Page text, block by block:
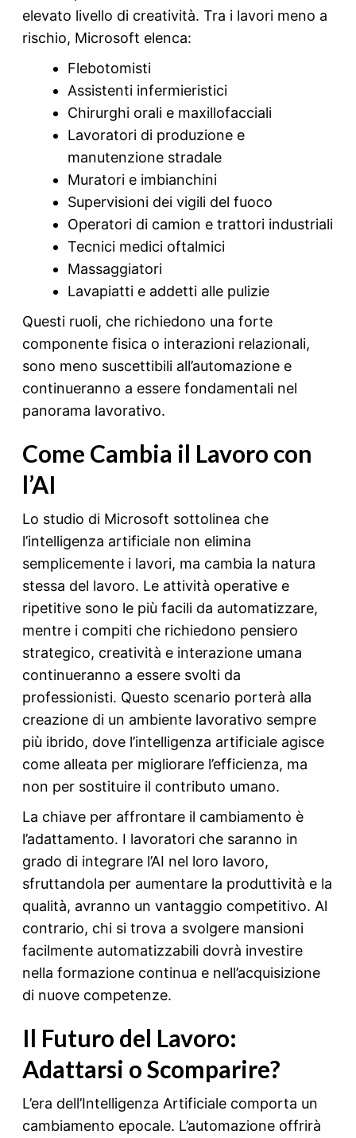
elevato livello di creatività. Tra i lavori meno a
rischio, Microsoft elenca:
Flebotomisti
Assistenti infermieristici
Chirurghi orali e maxillofacciali
Lavoratori di produzione e
manutenzione stradale
Muratori e imbianchini
Supervisioni dei vigili del fuoco
Operatori di camion e trattori industriali
Tecnici medici oftalmici
Massaggiatori
Lavapiatti e addetti alle pulizie
Questi ruoli, che richiedono una forte
componente fisica o interazioni relazionali,
sono meno suscettibili all’automazione e
continueranno a essere fondamentali nel
panorama lavorativo.
Come Cambia il Lavoro con
l’AI
Lo studio di Microsoft sottolinea che
l’intelligenza artificiale non elimina
semplicemente i lavori, ma cambia la natura
stessa del lavoro. Le attività operative e
ripetitive sono le più facili da automatizzare,
mentre i compiti che richiedono pensiero
strategico, creatività e interazione umana
continueranno a essere svolti da
professionisti. Questo scenario porterà alla
creazione di un ambiente lavorativo sempre
più ibrido, dove l’intelligenza artificiale agisce
come alleata per migliorare l’efficienza, ma
non per sostituire il contributo umano.
La chiave per affrontare il cambiamento è
l’adattamento. I lavoratori che saranno in
grado di integrare l’AI nel loro lavoro,
sfruttandola per aumentare la produttività e la
qualità, avranno un vantaggio competitivo. Al
contrario, chi si trova a svolgere mansioni
facilmente automatizzabili dovrà investire
nella formazione continua e nell’acquisizione
di nuove competenze.
Il Futuro del Lavoro:
Adattarsi o Scomparire?
L’era dell’Intelligenza Artificiale comporta un
cambiamento epocale. L’automazione offrirà